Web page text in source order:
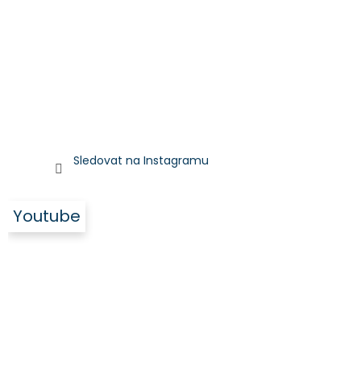
Sledovat na Instagramu
Youtube